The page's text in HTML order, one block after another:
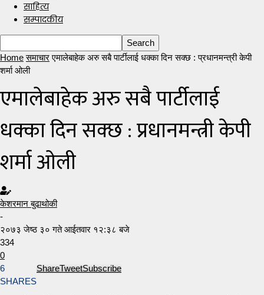
साहित्य
सम्पादकीय
Home समाचार एमालेबाहेक अरु सबै पार्टीलाई धक्का दिन सक्छ : प्रधानमन्त्री केपी
शर्मा ओली
एमालेबाहेक अरु सबै पार्टीलाई
धक्का दिन सक्छ : प्रधानमन्त्री केपी
शर्मा ओली
केशरमान बुढाथोकी
-
२०७३ जेष्ठ ३० गते आईतवार १२:३८ बजे
334
0
6
SHARES
ShareTweetSubscribe